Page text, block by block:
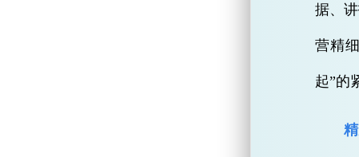
据、
营精
起”的